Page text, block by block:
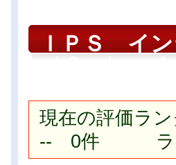
ＩＰＳ イ
現在の評価
-- 0件 ラ